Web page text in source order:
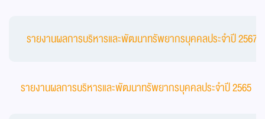
รายงานผลการบริหารและพัฒนาทรัพยากรบุคคลประจำปี 2567
รายงานผลการบริหารและพัฒนาทรัพยากรบุคคลประจำปี 2565